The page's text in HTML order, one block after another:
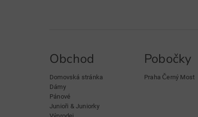
Obchod
Domovská stránka
Dámy
Pánové
Junioři & Juniorky
Výprodej
Pobočky
Praha Černý Most